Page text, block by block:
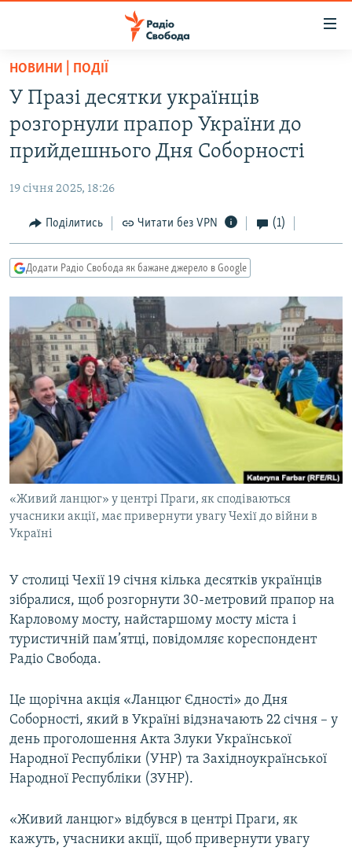
Перейти
основного
матеріалу
Перейти
до
основної
Перейти
до
пошуку
ВСЕ ЗА ДОБУ
СТАТТІ
ЕКОНОМІКА
СУСПІЛЬСТВО
СВІТ
РОСІЙСЬКА «ФІЛЬТРАЦІЯ»
ДОНБАС.РЕАЛІЇ
ТИ ЯК?
КИТАЙ.ВИКЛИКИ
МУЛЬТИМЕДІА
ФОТО
СПЕЦПРОЄКТИ
ПОДКАСТИ
КРИМ РЕАЛІЇ
РУС
УКР
КТАТ
ДОЛУЧАЙСЯ!
Усі сайти RFE/RL
НОВИНИ | ПОДІЇ
У Празі десятки українців
розгорнули прапор України до
прийдешнього Дня Соборності
19 січня 2025, 18:26
Поділитись Читати без VPN (1)
Додати Радіо Свобода як бажане джерело в Google
«Живий ланцюг» у центрі Праги, як сподіваються
учасники акції, має привернути увагу Чехії до війни в
Україні
У столиці Чехії 19 січня кілька десятків українців
зібралися, щоб розгорнути 30-метровий прапор на
Карловому мосту, найстаршому мосту міста і
туристичній пам’ятці, повідомляє кореспондент
Радіо Свобода.
Це щорічна акція «Ланцюг Єдності» до Дня
Соборності, який в Україні відзначають 22 січня – у
день проголошення Акта Злуки Української
Народної Республіки (УНР) та Західноукраїнської
Народної Республіки (ЗУНР).
«Живий ланцюг» відбувся в центрі Праги, як
кажуть, учасники акції, щоб привернути увагу